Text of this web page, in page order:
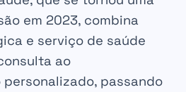
em 2023, combina
e serviço de saúde
ao
passando